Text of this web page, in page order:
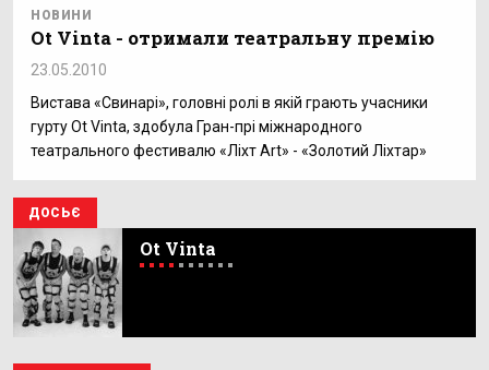
НОВИНИ
Ot Vinta - отримали театральну премію
23.05.2010
Вистава «Свинарі», головні ролі в якій грають учасники
гурту Ot Vinta, здобула Гран-прі міжнародного
театрального фестивалю «Ліхт Art» - «Золотий Ліхтар»
ДОСЬЄ
Ot Vinta